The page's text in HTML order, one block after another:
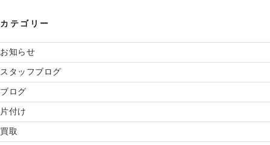
カテゴリー
お知らせ
スタッフブログ
ブログ
片付け
買取